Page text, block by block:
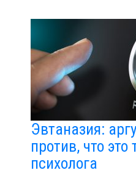
Эвтаназия:
против, что
психолога